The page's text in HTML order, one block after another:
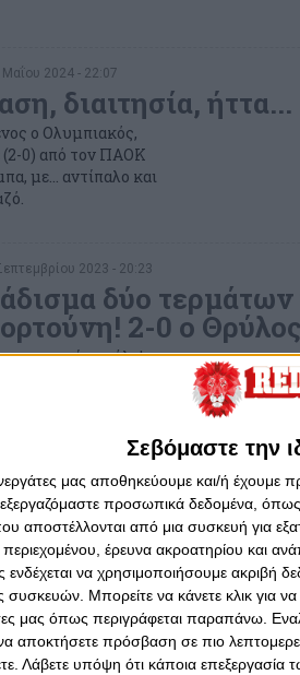
Σεβόμαστε την
μας αποθηκεύουμε και/ή
προσωπικά δεδομένα, όπως
αποστέλλονται από μια συσκευή για
περιεχομένου, έρευνα ακροατηρίου και
ενδέχεται να χρησιμοποιήσουμε ακριβή
Μπορείτε να κάνετε κλικ για να
μας όπως περιγράφεται παραπάνω.
αποκτήσετε πρόσβαση σε πιο
Λάβετε υπόψη ότι κάποια
Μαΐου 2024 - 22:07
διαιτησία, ήττα...
ο Ολυμπιακός,
(2-0) από τον ΠΑΟΚ
με... αντίπαλο και
2023 - 20:23
δύο
2-0 ο
με ωραία μπάλα!
και πάθος!
να σας
παίζει με τον Παναθηναϊκό (8/6,
δεύτερο βήμα για το πρωτάθλημα...
Απριλίου 2023 - 20:27